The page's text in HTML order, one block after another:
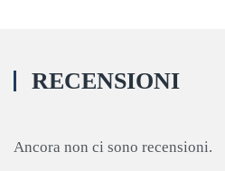
RECENSIONI
Ancora non ci sono recensioni.